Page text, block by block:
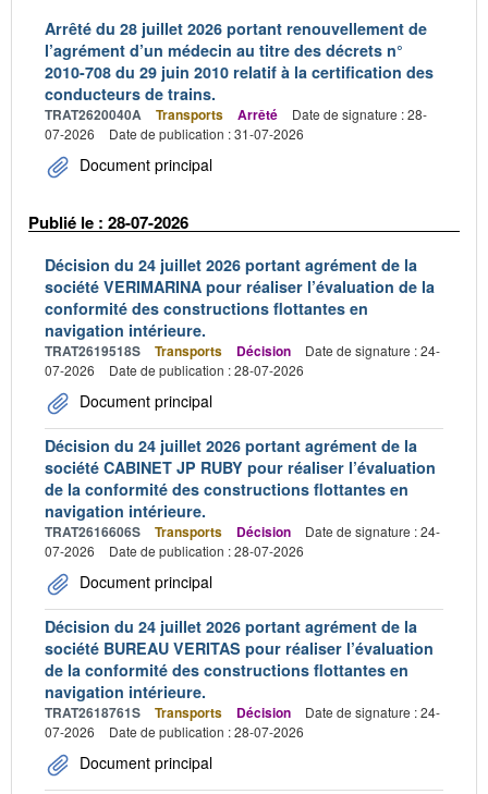
Arrêté du 28 juillet 2026 portant renouvellement de
l’agrément d’un médecin au titre des décrets n°
2010-708 du 29 juin 2010 relatif à la certification des
conducteurs de trains.
TRAT2620040A Transports Arrêté
Date de signature : 28-
07-2026
Date de publication : 31-07-2026
Document principal
Publié le : 28-07-2026
Décision du 24 juillet 2026 portant agrément de la
société VERIMARINA pour réaliser l’évaluation de la
conformité des constructions flottantes en
navigation intérieure.
TRAT2619518S Transports Décision
Date de signature : 24-
07-2026
Date de publication : 28-07-2026
Document principal
Décision du 24 juillet 2026 portant agrément de la
société CABINET JP RUBY pour réaliser l’évaluation
de la conformité des constructions flottantes en
navigation intérieure.
TRAT2616606S Transports Décision
Date de signature : 24-
07-2026
Date de publication : 28-07-2026
Document principal
Décision du 24 juillet 2026 portant agrément de la
société BUREAU VERITAS pour réaliser l’évaluation
de la conformité des constructions flottantes en
navigation intérieure.
TRAT2618761S Transports Décision
Date de signature : 24-
07-2026
Date de publication : 28-07-2026
Document principal